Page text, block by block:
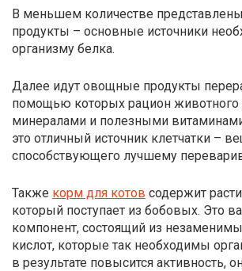
В меньшем количестве
продукты – основные источники
организму белка.
Далее идут овощные продукты
помощью которых рацион животного
минералами и полезными
это отличный источник клетчатки –
способствующего лучшему
Также корм для котов содержит
который поступает из бобовых. Это
компонент, состоящий из
кислот, которые так необходимы
в результате повысится активность,